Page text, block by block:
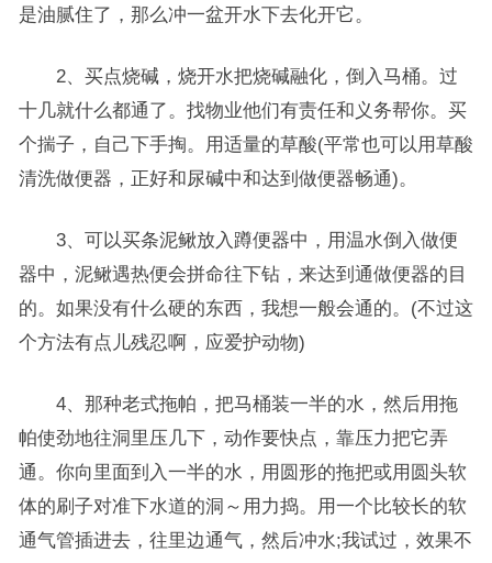
是油腻住了，那么冲一盆开水下去化开它。
2、买点烧碱，烧开水把烧碱融化，倒入马桶。过
十几就什么都通了。找物业他们有责任和义务帮你。买
个揣子，自己下手掏。用适量的草酸(平常也可以用草酸
清洗做便器，正好和尿碱中和达到做便器畅通)。
3、可以买条泥鳅放入蹲便器中，用温水倒入做便
器中，泥鳅遇热便会拼命往下钻，来达到通做便器的目
的。如果没有什么硬的东西，我想一般会通的。(不过这
个方法有点儿残忍啊，应爱护动物)
4、那种老式拖帕，把马桶装一半的水，然后用拖
帕使劲地往洞里压几下，动作要快点，靠压力把它弄
通。你向里面到入一半的水，用圆形的拖把或用圆头软
体的刷子对准下水道的洞～用力捣。用一个比较长的软
通气管插进去，往里边通气，然后冲水;我试过，效果不